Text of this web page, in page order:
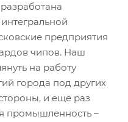
предприятия
чипов. Наш
на работу
города под других
и еще раз
промышленность –